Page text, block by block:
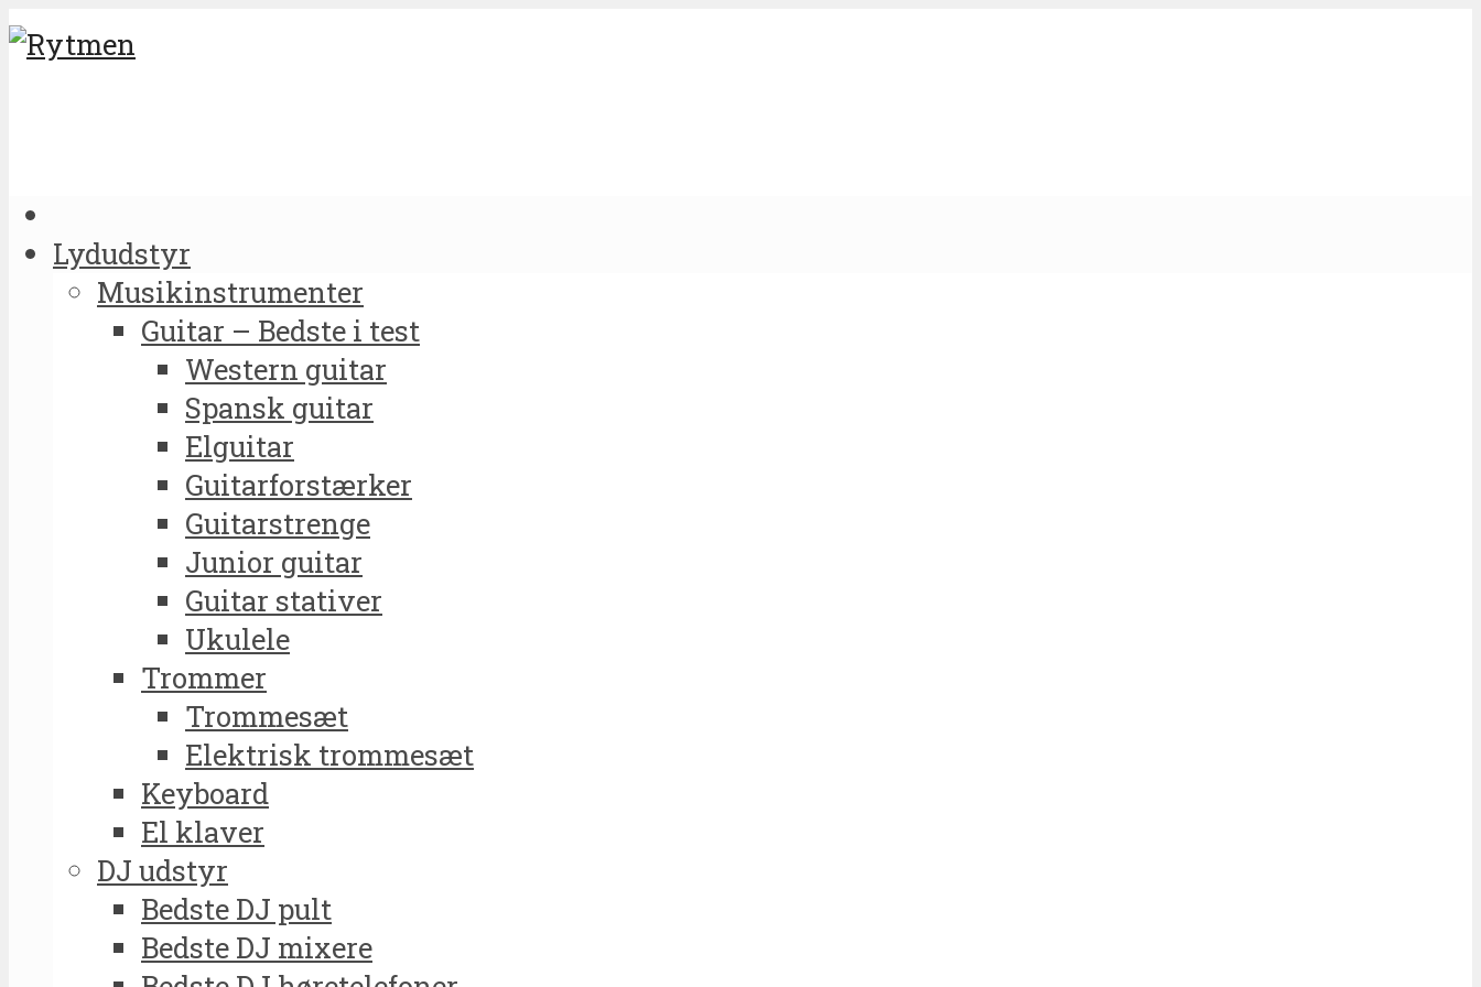
Lydudstyr
Musikinstrumenter
Guitar – Bedste i test
Western guitar
Spansk guitar
Elguitar
Guitarforstærker
Guitarstrenge
Junior guitar
Guitar stativer
Ukulele
Trommer
Trommesæt
Elektrisk trommesæt
Keyboard
El klaver
DJ udstyr
Bedste DJ pult
Bedste DJ mixere